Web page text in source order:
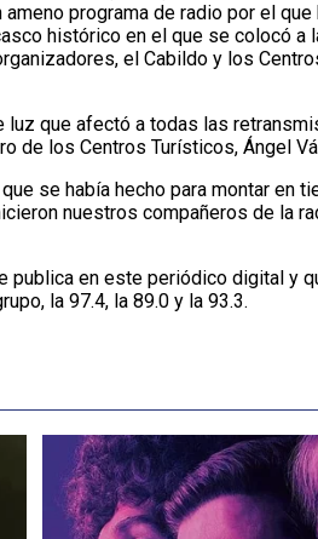
programa de radio por el
histórico en el que se colocó a
el Cabildo y los
que afectó a todas las
de los Centros Turísticos, Ángel
se había hecho para montar en
nuestros compañeros de la
publica en este periódico digital y
la 97.4, la 89.0 y la 93.3.